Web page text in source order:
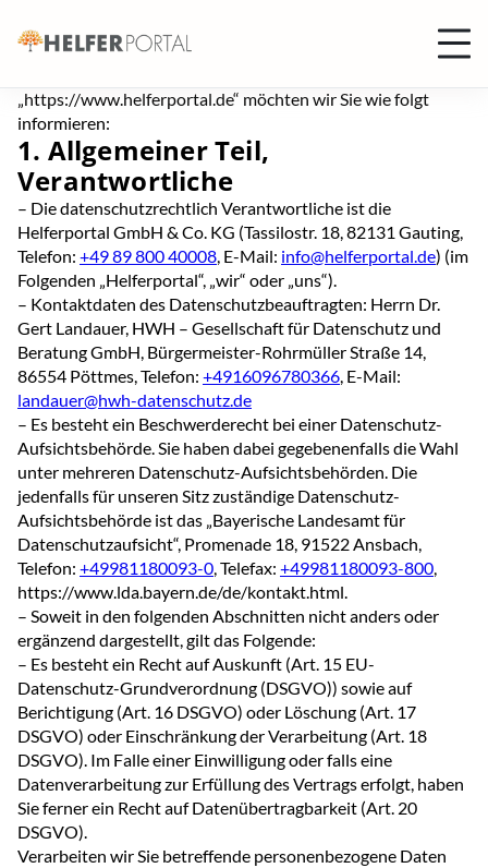
Datenschutzerklärung
Über die datenschutzrechtlich relevanten Aspekte bei der
„https://www.helferportal.de“ möchten wir Sie wie folgt
informieren:
1. Allgemeiner Teil,
Verantwortliche
– Die datenschutzrechtlich Verantwortliche ist die
Helferportal GmbH & Co. KG (Tassilostr. 18, 82131 Gauting,
Telefon: +49 89 800 40008, E-Mail: info@helferportal.de) (im
Folgenden „Helferportal“, „wir“ oder „uns“).
– Kontaktdaten des Datenschutzbeauftragten: Herrn Dr.
Gert Landauer, HWH – Gesellschaft für Datenschutz und
Beratung GmbH, Bürgermeister-Rohrmüller Straße 14,
86554 Pöttmes, Telefon: +4916096780366, E-Mail:
landauer@hwh-datenschutz.de
– Es besteht ein Beschwerderecht bei einer Datenschutz-
Aufsichtsbehörde. Sie haben dabei gegebenenfalls die Wahl
unter mehreren Datenschutz-Aufsichtsbehörden. Die
jedenfalls für unseren Sitz zuständige Datenschutz-
Aufsichtsbehörde ist das „Bayerische Landesamt für
Datenschutzaufsicht“, Promenade 18, 91522 Ansbach,
Telefon: +49981180093-0, Telefax: +49981180093-800,
https://www.lda.bayern.de/de/kontakt.html.
– Soweit in den folgenden Abschnitten nicht anders oder
ergänzend dargestellt, gilt das Folgende:
– Es besteht ein Recht auf Auskunft (Art. 15 EU-
Datenschutz-Grundverordnung (DSGVO)) sowie auf
Berichtigung (Art. 16 DSGVO) oder Löschung (Art. 17
DSGVO) oder Einschränkung der Verarbeitung (Art. 18
DSGVO). Im Falle einer Einwilligung oder falls eine
Datenverarbeitung zur Erfüllung des Vertrags erfolgt, haben
Sie ferner ein Recht auf Datenübertragbarkeit (Art. 20
DSGVO).
Verarbeiten wir Sie betreffende personenbezogene Daten